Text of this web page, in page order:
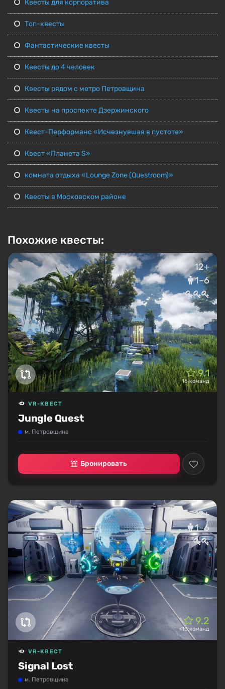
Квесты для корпоратива
Топ-квесты
Фантастические квесты
Квесты до 4 человек
Квесты рядом с метро Петровщина
Квесты на проспекте Дзержинского
Квест-Перформанс «Исчезнувшая в пустоте»
Квест «Планета S»
комната отдыха «Lounge Zone (Questroom)»
Квесты в Московском районе
Похожие квесты:
12+
1–6
9.1
16 команд
Jungle Quest
VR-КВЕСТ
м. Петровщина
Бронировать
12+
1–6
9.2
<10 команд
Signal Lost
VR-КВЕСТ
м. Петровщина